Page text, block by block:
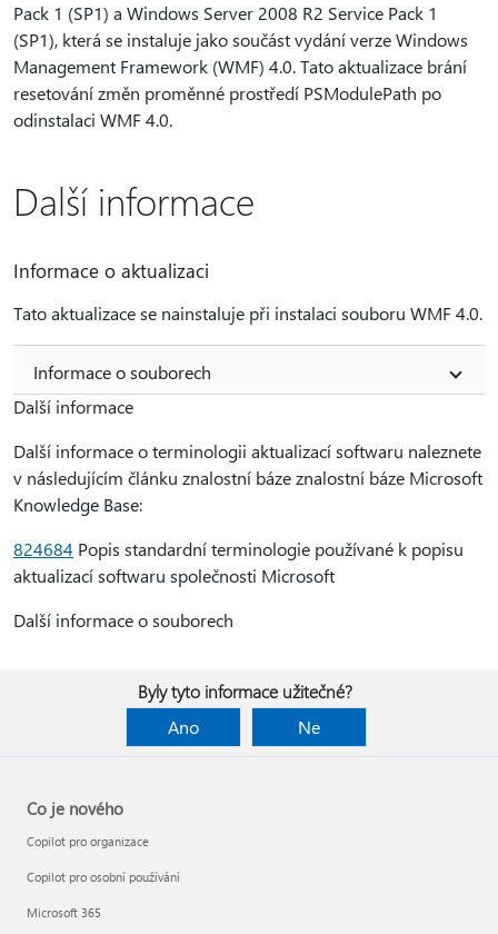
Pack 1 (SP1) a Windows Server 2008 R2 Service Pack 1
(SP1), která se instaluje jako součást vydání verze Windows
Management Framework (WMF) 4.0. Tato aktualizace brání
resetování změn proměnné prostředí PSModulePath po
odinstalaci WMF 4.0.
Další informace
Informace o aktualizaci
Tato aktualizace se nainstaluje při instalaci souboru WMF 4.0.
Informace o souborech
Další informace
Další informace o terminologii aktualizací softwaru naleznete
v následujícím článku znalostní báze znalostní báze Microsoft
Knowledge Base:
824684 Popis standardní terminologie používané k popisu
aktualizací softwaru společnosti Microsoft
Další informace o souborech
Byly tyto informace užitečné?
Ano
Ne
Co je nového
Copilot pro organizace
Copilot pro osobní používání
Microsoft 365